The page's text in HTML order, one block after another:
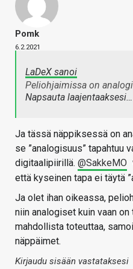
Pomk
6.2.2021
LaDeX sanoi
Peliohjaimissa on
Napsauta laajentaaksesi…
Ja tässä näppiksessä on
se ”analogisuus” tapahtuu
digitaalipiirillä. @SakkeMO
että kyseinen tapa ei täytä
Ja olet ihan oikeassa,
niin analogiset kuin vaan
mahdollista toteuttaa,
näppäimet.
Kirjaudu sisään vastataksesi